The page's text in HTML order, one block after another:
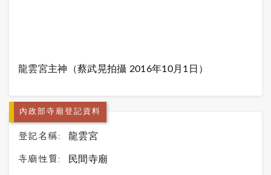
龍雲宮主神 （蔡武晃拍攝 2016年10月1日）
內政部寺廟登記資料
登記名稱: 龍雲宮
寺廟性質: 民間寺廟